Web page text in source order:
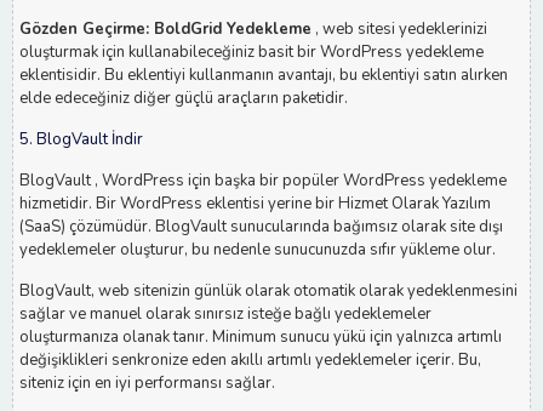
Gözden Geçirme: BoldGrid Yedekleme , web sitesi yedeklerinizi
oluşturmak için kullanabileceğiniz basit bir WordPress yedekleme
eklentisidir. Bu eklentiyi kullanmanın avantajı, bu eklentiyi satın alırken
elde edeceğiniz diğer güçlü araçların paketidir.
5. BlogVault İndir
BlogVault , WordPress için başka bir popüler WordPress yedekleme
hizmetidir. Bir WordPress eklentisi yerine bir Hizmet Olarak Yazılım
(SaaS) çözümüdür. BlogVault sunucularında bağımsız olarak site dışı
yedeklemeler oluşturur, bu nedenle sunucunuzda sıfır yükleme olur.
BlogVault, web sitenizin günlük olarak otomatik olarak yedeklenmesini
sağlar ve manuel olarak sınırsız isteğe bağlı yedeklemeler
oluşturmanıza olanak tanır. Minimum sunucu yükü için yalnızca artımlı
değişiklikleri senkronize eden akıllı artımlı yedeklemeler içerir. Bu,
siteniz için en iyi performansı sağlar.